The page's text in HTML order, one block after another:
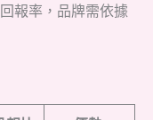
報率，品牌需依據